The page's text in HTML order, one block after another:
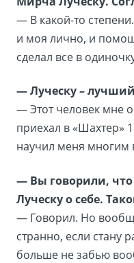
— В какой-то
и моя лично, и
сделал все в
— Луческу –
— Этот человек мне
приехал в «Шахтер»
научил меня многим
— Вы говорили, что
Луческу о себе.
— Говорил. Но
странно, если стану
больше не забью